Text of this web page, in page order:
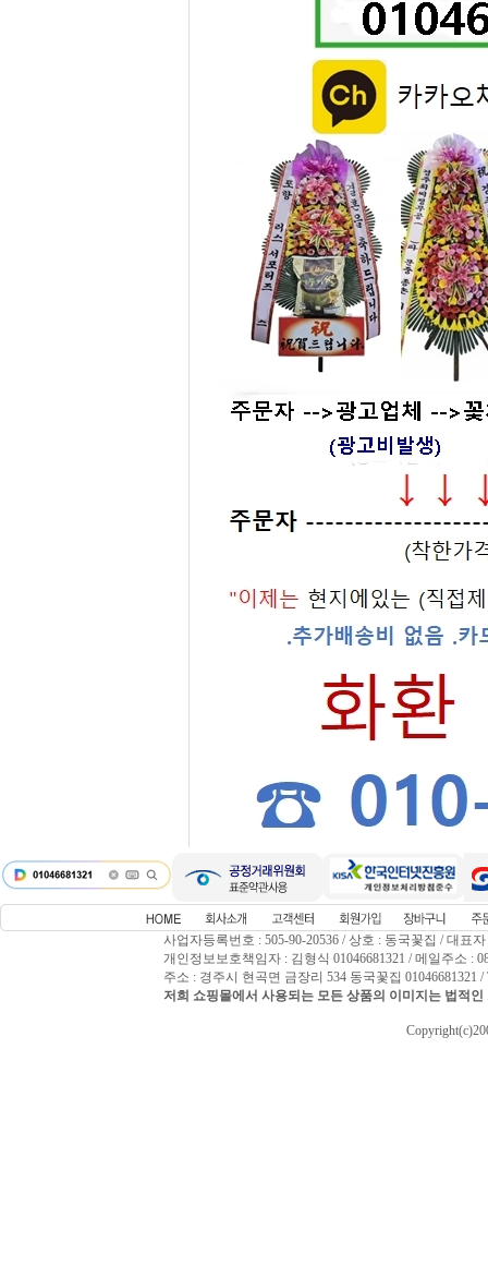
사업자등록번호 : 505-90-20536 / 상호 : 동국꽃집 / 대표
개인정보보호책임자 : 김형식 01046681321 / 메일주소 :
주소 : 경주시 현곡면 금장리 534 동국꽃집 01046681321
저희 쇼핑몰에서 사용되는 모든 상품의 이미지는 법적